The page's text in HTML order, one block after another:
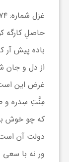
غزل شماره: ۷۴
حاصلِ کارگه
باده پیش
از دل و
غرض این
مِنَّتِ سِدره و
که چو خوش
دولت آن
ور نه با